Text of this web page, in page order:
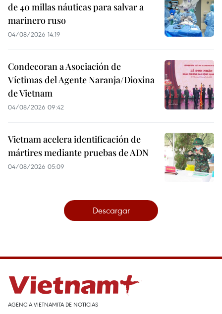
de 40 millas náuticas para salvar a
marinero ruso
04/08/2026 14:19
Condecoran a Asociación de
Víctimas del Agente Naranja/Dioxina
de Vietnam
04/08/2026 09:42
Vietnam acelera identificación de
mártires mediante pruebas de ADN
04/08/2026 05:09
Descargar
AGENCIA VIETNAMITA DE NOTICIAS